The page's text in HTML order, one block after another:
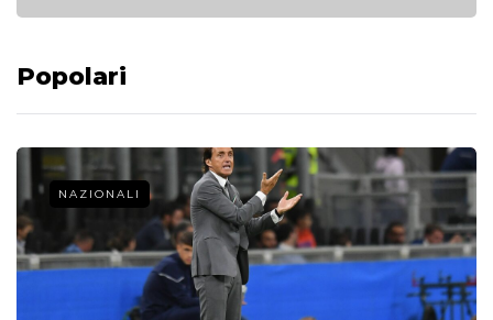
Popolari
NAZIONALI